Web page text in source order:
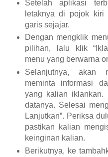
Setelah aplikasi
letaknya di pojok kiri
garis sejajar.
Dengan mengklik
pilihan, lalu klik
menu yang berwarna
Selanjutnya, akan
meminta informasi
yang kalian iklankan.
datanya. Selesai
Lanjutkan”. Periksa
pastikan kalian
keinginan kalian.
Berikutnya, ke